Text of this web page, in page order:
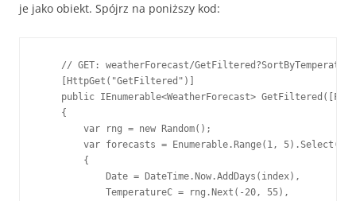
je jako obiekt. Spójrz na poniższy kod:
// GET: weatherForecast/
    [HttpGet("GetFiltered")]
public IEnumerable<WeatherForecast>
    {
        var rng = new Random();
var forecasts = Enumerable.Range(1,
        {
            Date = DateTime.Now.AddDays(index),
            TemperatureC = rng.Next(-20, 55),